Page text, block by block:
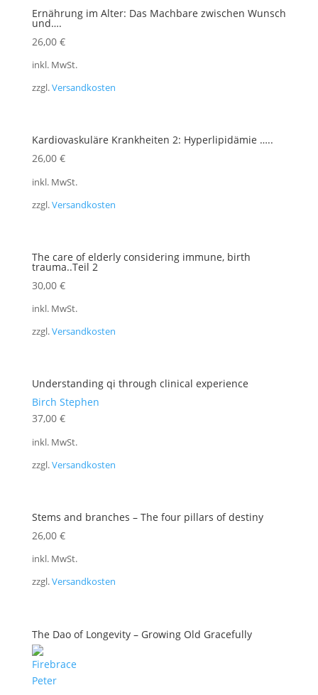
Ernährung im Alter: Das Machbare zwischen Wunsch
und….
26,00 €
inkl. MwSt.
zzgl.Versandkosten
Kardiovaskuläre Krankheiten 2: Hyperlipidämie …..
26,00 €
inkl. MwSt.
zzgl.Versandkosten
The care of elderly considering immune, birth
trauma..Teil 2
30,00 €
inkl. MwSt.
zzgl.Versandkosten
Understanding qi through clinical experience
Birch Stephen
37,00 €
inkl. MwSt.
zzgl.Versandkosten
Stems and branches – The four pillars of destiny
26,00 €
inkl. MwSt.
zzgl.Versandkosten
The Dao of Longevity – Growing Old Gracefully